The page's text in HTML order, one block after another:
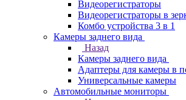
Видеорегистраторы
Видеорегистраторы в
Комбо устройства 3 в 1
Камеры заднего вида
Назад
Камеры заднего вида
Адаптеры для камеры в
Универсальные камеры
Автомобильные мониторы